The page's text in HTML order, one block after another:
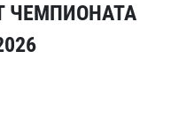
ЧЕМПИОНАТА